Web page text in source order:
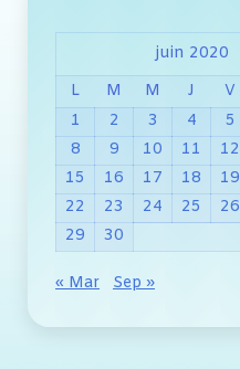
juin 2020
L
M M J V
1
2 3 4 5
8
9 10 11 12
15
16 17 18 19
22
23 24 25 26
29
30
« Mar Sep »